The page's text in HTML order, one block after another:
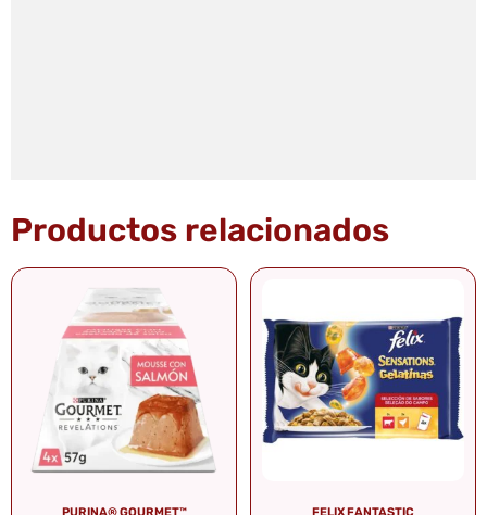
Productos relacionados
PURINA® GOURMET™
FELIX FANTASTIC